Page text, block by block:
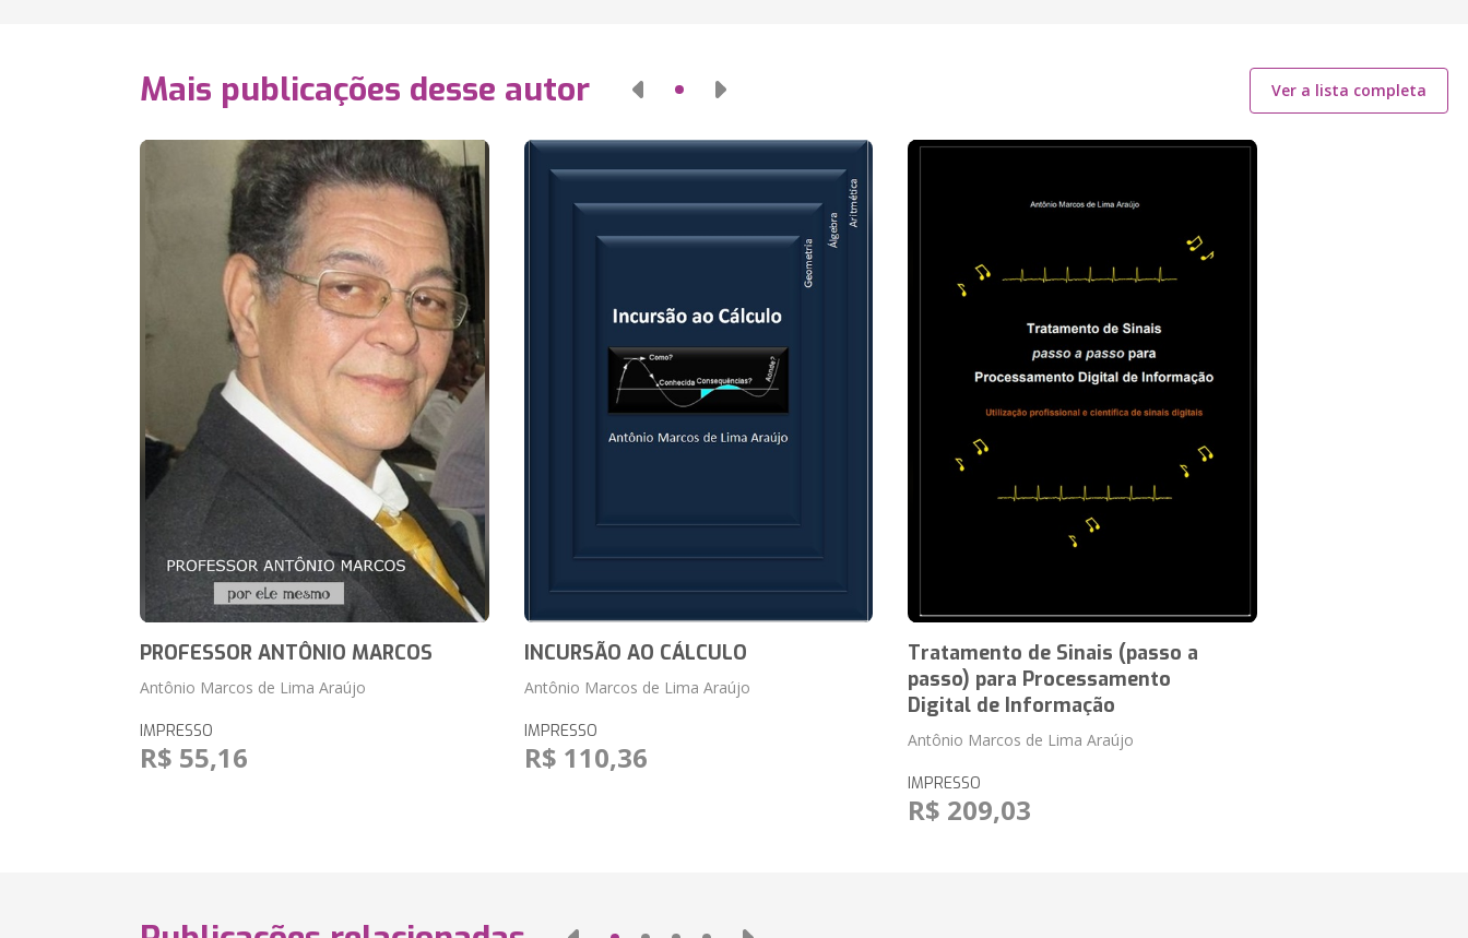
Mais publicações desse autor Ver a lista completa
PROFESSOR ANTÔNIO MARCOS
Antônio Marcos de Lima Araújo
IMPRESSO
R$ 55,16
INCURSÃO AO CÁLCULO
Antônio Marcos de Lima Araújo
IMPRESSO
R$ 110,36
Tratamento de Sinais (passo a
passo) para Processamento
Digital de Informação
Antônio Marcos de Lima Araújo
IMPRESSO
R$ 209,03